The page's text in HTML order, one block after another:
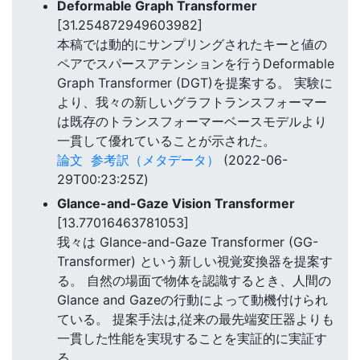
Deformable Graph Transformer
[31.254872949603982]
本稿では動的にサンプリングされたキーと値の
ペアでスパースアテンションを行うDeformable
Graph Transformer (DGT)を提案する。 実験に
より、我々の新しいグラフトランスフォーマー
は既存のトランスフォーマーベースモデルより
一貫して優れていることが示された。
論文 参考訳（メタデータ）
(2022-06-
29T00:23:25Z)
Glance-and-Gaze Vision Transformer
[13.77016463781053]
我々は Glance-and-Gaze Transformer (GG-
Transformer) という新しい視覚変換器を提案す
る。 自然の場面で物体を認識するとき、人間の
Glance and Gazeの行動によって動機付けられ
ている。 提案手法は,従来の最先端変圧器よりも
一貫した性能を実現することを実証的に実証す